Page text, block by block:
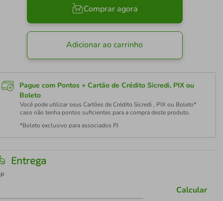
Comprar agora
Adicionar ao carrinho
Pague com Pontos + Cartão de Crédito Sicredi, PIX ou
Boleto
Você pode utilizar seus Cartões de Crédito Sicredi , PIX ou Boleto*
caso não tenha pontos suficientes para a compra deste produto.
*Boleto exclusivo para associados PJ
Entrega
Calcular